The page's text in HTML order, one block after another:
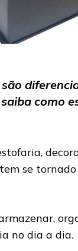
como
tem se
no dia a dia.